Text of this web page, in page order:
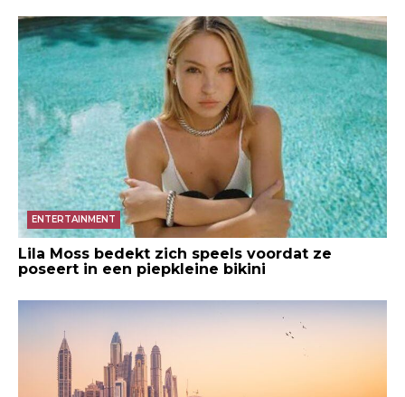
ENTERTAINMENT
Lila Moss bedekt zich speels voordat ze
poseert in een piepkleine bikini